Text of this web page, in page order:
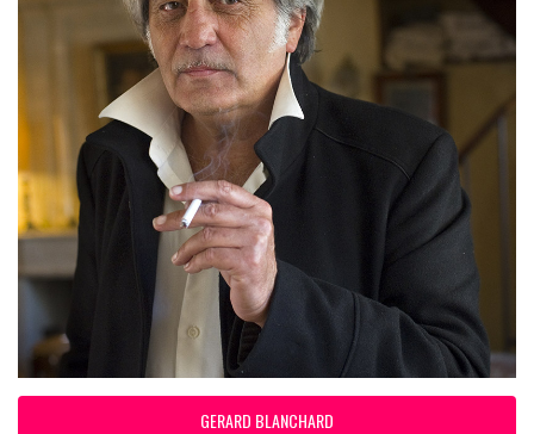
GERARD BLANCHARD